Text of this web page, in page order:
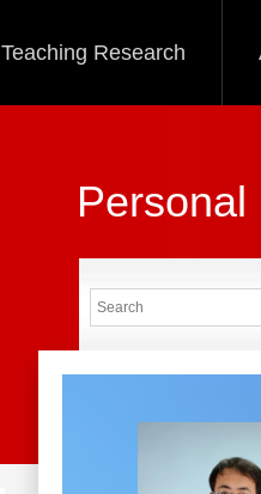
Teaching Research
Personal